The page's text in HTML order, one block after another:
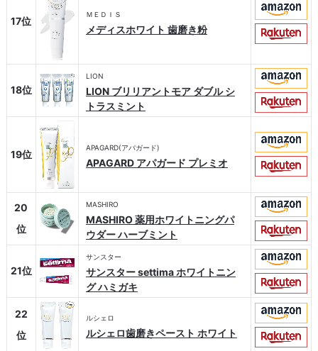
17位
ＭＥＤＩＳ
メディスホワイト 歯磨き粉
18位
LION
LION ブリリアントモア ダブル シ
トラスミント
19位
APAGARD(アパガード)
APAGARD アパガード プレミオ
20
位
MASHIRO
MASHIRO 薬用ホワイトニングパ
ウダー ハーブミント
21位
サンスター
サンスター settima ホワイトニン
グ ハミガキ
22
位
ルシェロ
ルシェロ歯磨きペースト ホワイト